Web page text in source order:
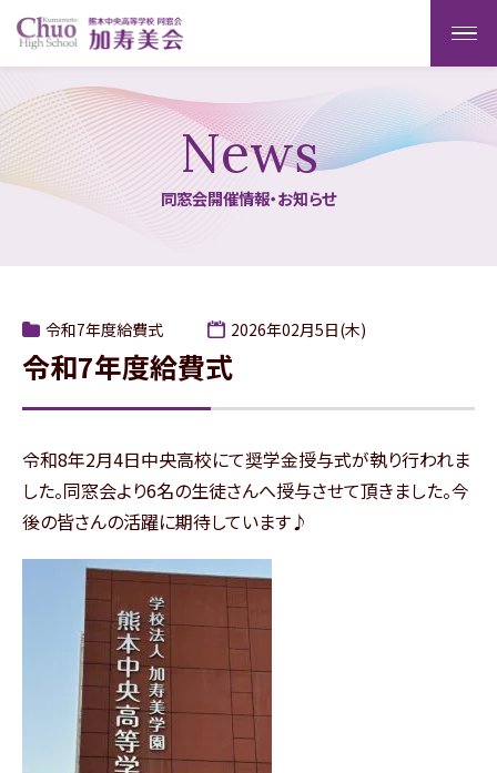
同窓会開催情報・お知らせ
News
令和7年度給費式 2026年02月5日(木)
令和7年度給費式
令和8年2月4日中央高校にて奨学金授与式が執り行われま
した。同窓会より6名の生徒さんへ授与させて頂きました。今
後の皆さんの活躍に期待しています♪